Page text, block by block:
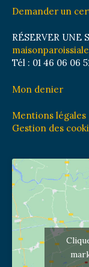
Demander un
RÉSERVER UNE
Tél : 01 46 06 06
Mon denier
Mentions légales
Gestion des